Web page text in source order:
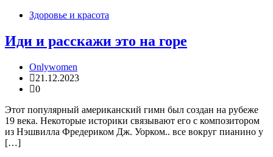
Здоровье и красота
Иди и расскажи это на горе
Onlywomen
21.12.2023
0
Этот популярный американский гимн был создан на рубеже
19 века. Некоторые историки связывают его с композитором
из Нэшвилла Фредериком Дж. Уорком.. все вокруг пианино у
[…]